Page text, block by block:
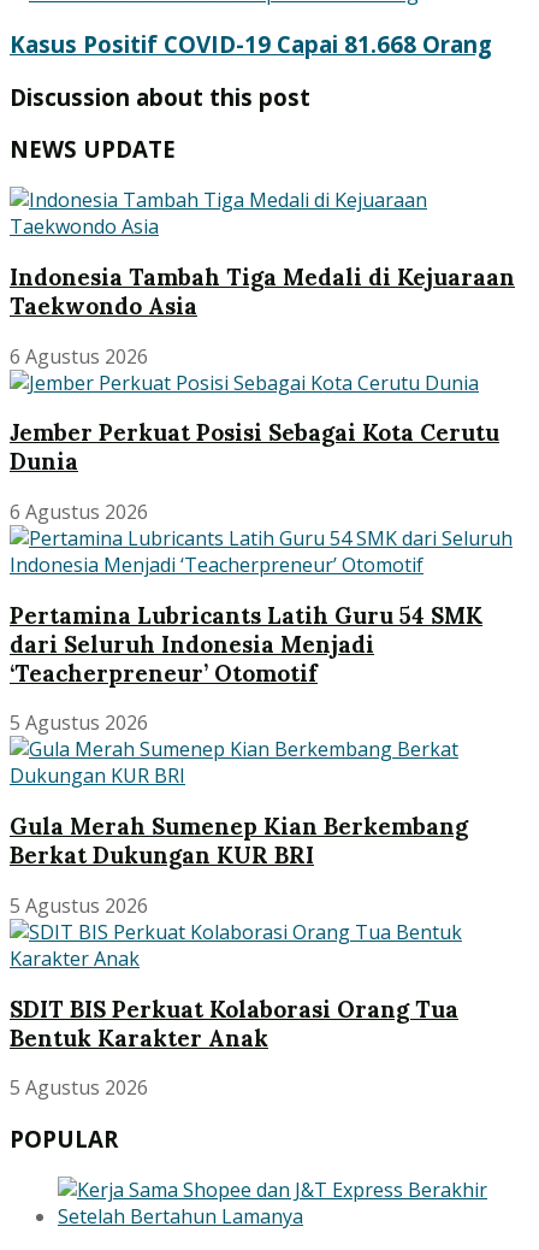
Kasus Positif COVID-19 Capai 81.668 Orang
Discussion about this post
NEWS UPDATE
Indonesia Tambah Tiga Medali di Kejuaraan
Taekwondo Asia
6 Agustus 2026
Jember Perkuat Posisi Sebagai Kota Cerutu
Dunia
6 Agustus 2026
Pertamina Lubricants Latih Guru 54 SMK
dari Seluruh Indonesia Menjadi
‘Teacherpreneur’ Otomotif
5 Agustus 2026
Gula Merah Sumenep Kian Berkembang
Berkat Dukungan KUR BRI
5 Agustus 2026
SDIT BIS Perkuat Kolaborasi Orang Tua
Bentuk Karakter Anak
5 Agustus 2026
POPULAR